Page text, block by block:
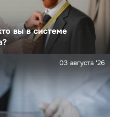
вы в системе
03 августа '26